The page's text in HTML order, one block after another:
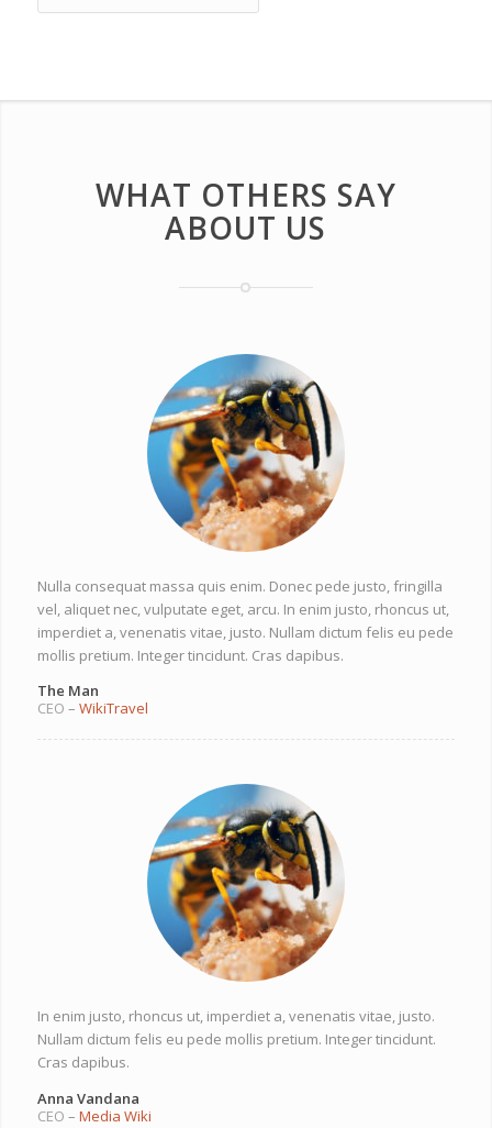
WHAT OTHERS SAY
ABOUT US
Nulla consequat massa quis enim. Donec pede justo, fringilla
vel, aliquet nec, vulputate eget, arcu. In enim justo, rhoncus ut,
imperdiet a, venenatis vitae, justo. Nullam dictum felis eu pede
mollis pretium. Integer tincidunt. Cras dapibus.
The Man
CEO – WikiTravel
In enim justo, rhoncus ut, imperdiet a, venenatis vitae, justo.
Nullam dictum felis eu pede mollis pretium. Integer tincidunt.
Cras dapibus.
Anna Vandana
CEO – Media Wiki